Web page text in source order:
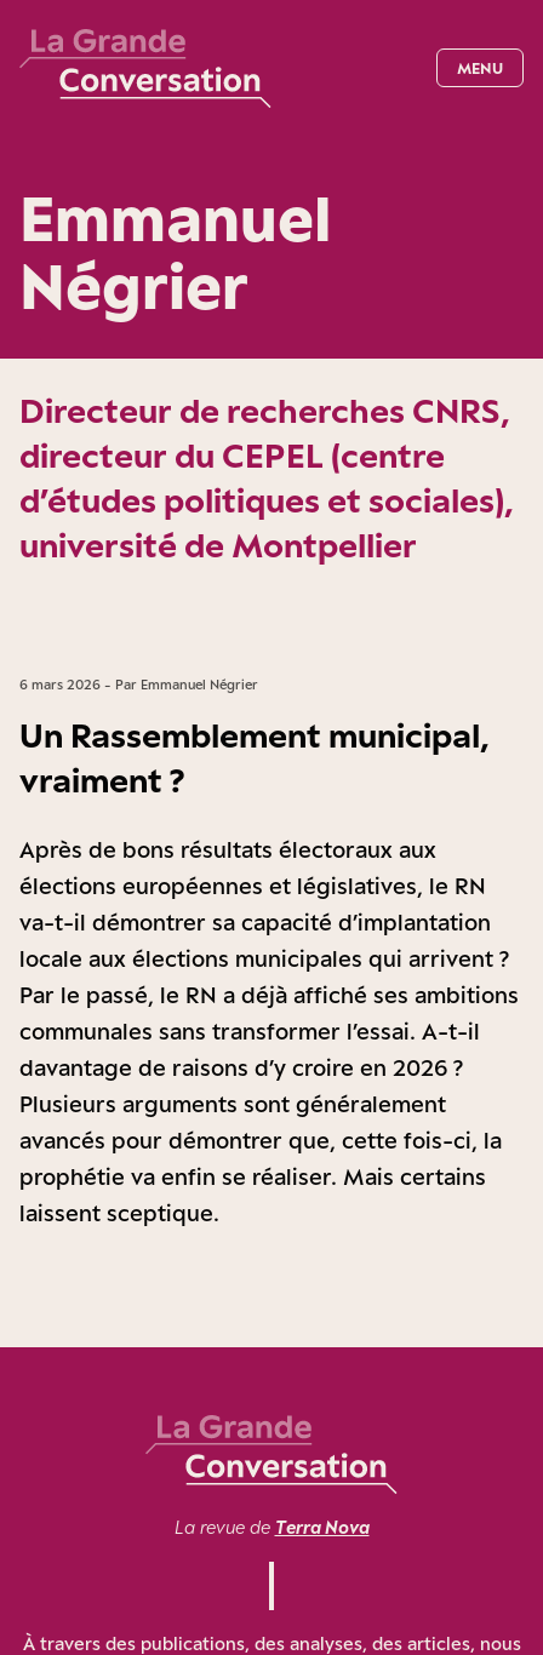
MENU
Emmanuel
Négrier
Directeur de recherches CNRS,
directeur du CEPEL (centre
d’études politiques et sociales),
université de Montpellier
6 mars 2026 - Par Emmanuel Négrier
Un Rassemblement municipal,
vraiment ?
Après de bons résultats électoraux aux
élections européennes et législatives, le RN
va-t-il démontrer sa capacité d’implantation
locale aux élections municipales qui arrivent ?
Par le passé, le RN a déjà affiché ses ambitions
communales sans transformer l’essai. A-t-il
davantage de raisons d’y croire en 2026 ?
Plusieurs arguments sont généralement
avancés pour démontrer que, cette fois-ci, la
prophétie va enfin se réaliser. Mais certains
laissent sceptique.
La revue de Terra Nova
À travers des publications, des analyses, des articles, nous